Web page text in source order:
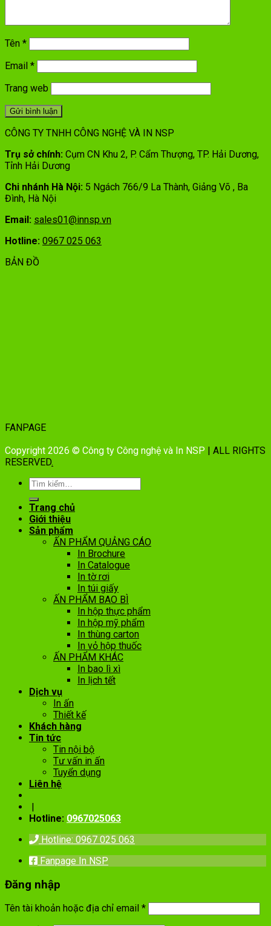
Tên *
Email *
Trang web
CÔNG TY TNHH CÔNG NGHỆ VÀ IN NSP
Trụ sở chính: Cụm CN Khu 2, P. Cẩm Thượng, TP. Hải Dương,
Tỉnh Hải Dương
Chi nhánh Hà Nội: 5 Ngách 766/9 La Thành, Giảng Võ , Ba
Đình, Hà Nội
Email: sales01@innsp.vn
Hotline: 0967 025 063
BẢN ĐỒ
FANPAGE
Copyright 2026 © Công ty Công nghệ và In NSP | ALL RIGHTS
RESERVED.
Trang chủ
Giới thiệu
Sản phẩm
ẤN PHẨM QUẢNG CÁO
In Brochure
In Catalogue
In tờ rơi
In túi giấy
ẤN PHẨM BAO BÌ
In hộp thực phẩm
In hộp mỹ phẩm
In thùng carton
In vỏ hộp thuốc
ẤN PHẨM KHÁC
In bao lì xì
In lịch tết
Dịch vụ
In ấn
Thiết kế
Khách hàng
Tin tức
Tin nội bộ
Tư vấn in ấn
Tuyển dụng
Liên hệ
|
Hotline: 0967025063
Hotline: 0967 025 063
Fanpage In NSP
Đăng nhập
Tên tài khoản hoặc địa chỉ email *